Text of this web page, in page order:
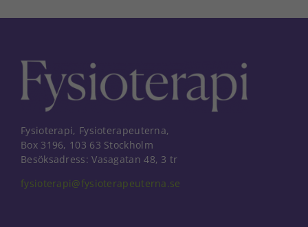
Fysioterapi, Fysioterapeuterna,
Box 3196, 103 63 Stockholm
Besöksadress: Vasagatan 48, 3 tr
fysioterapi@fysioterapeuterna.se